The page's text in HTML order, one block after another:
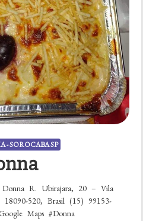
- SOROCABA SP
R. Ubirajara, 20 – Vila
18090-520, Brasil (15) 99153-
Maps #Donna